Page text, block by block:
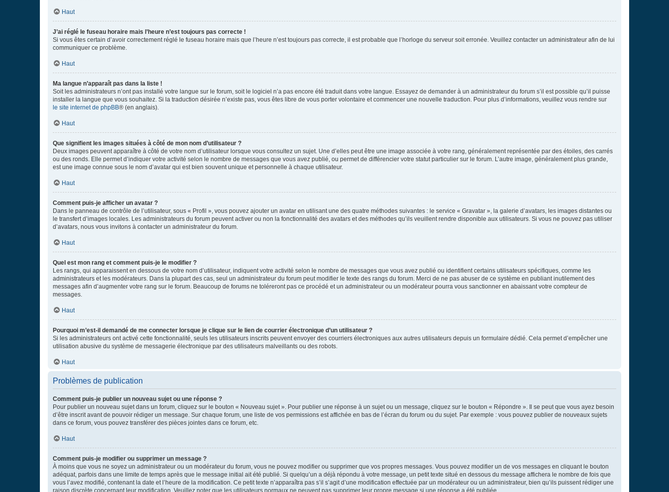
Haut
J’ai réglé le fuseau horaire mais l’heure n’est toujours pas correcte !
Si vous êtes certain d’avoir correctement réglé le fuseau horaire mais que l’heure n’est toujours pas correcte, il est probable que l’horloge du serveur soit erronée. Veuillez contacter un administrateur afin de lui
communiquer ce problème.
Haut
Ma langue n’apparaît pas dans la liste !
Soit les administrateurs n’ont pas installé votre langue sur le forum, soit le logiciel n’a pas encore été traduit dans votre langue. Essayez de demander à un administrateur du forum s’il est possible qu’il puisse
installer la langue que vous souhaitez. Si la traduction désirée n’existe pas, vous êtes libre de vous porter volontaire et commencer une nouvelle traduction. Pour plus d’informations, veuillez vous rendre sur
le site internet de phpBB® (en anglais).
Haut
Que signifient les images situées à côté de mon nom d’utilisateur ?
Deux images peuvent apparaître à côté de votre nom d’utilisateur lorsque vous consultez un sujet. Une d’elles peut être une image associée à votre rang, généralement représentée par des étoiles, des carrés
ou des ronds. Elle permet d’indiquer votre activité selon le nombre de messages que vous avez publié, ou permet de différencier votre statut particulier sur le forum. L’autre image, généralement plus grande,
est une image connue sous le nom d’avatar qui est bien souvent unique et personnelle à chaque utilisateur.
Haut
Comment puis-je afficher un avatar ?
Dans le panneau de contrôle de l’utilisateur, sous « Profil », vous pouvez ajouter un avatar en utilisant une des quatre méthodes suivantes : le service « Gravatar », la galerie d’avatars, les images distantes ou
le transfert d’images locales. Les administrateurs du forum peuvent activer ou non la fonctionnalité des avatars et des méthodes qu’ils veuillent rendre disponible aux utilisateurs. Si vous ne pouvez pas utiliser
d’avatars, nous vous invitons à contacter un administrateur du forum.
Haut
Quel est mon rang et comment puis-je le modifier ?
Les rangs, qui apparaissent en dessous de votre nom d’utilisateur, indiquent votre activité selon le nombre de messages que vous avez publié ou identifient certains utilisateurs spécifiques, comme les
administrateurs et les modérateurs. Dans la plupart des cas, seul un administrateur du forum peut modifier le texte des rangs du forum. Merci de ne pas abuser de ce système en publiant inutilement des
messages afin d’augmenter votre rang sur le forum. Beaucoup de forums ne toléreront pas ce procédé et un administrateur ou un modérateur pourra vous sanctionner en abaissant votre compteur de
messages.
Haut
Pourquoi m’est-il demandé de me connecter lorsque je clique sur le lien de courrier électronique d’un utilisateur ?
Si les administrateurs ont activé cette fonctionnalité, seuls les utilisateurs inscrits peuvent envoyer des courriers électroniques aux autres utilisateurs depuis un formulaire dédié. Cela permet d’empêcher une
utilisation abusive du système de messagerie électronique par des utilisateurs malveillants ou des robots.
Haut
Problèmes de publication
Comment puis-je publier un nouveau sujet ou une réponse ?
Pour publier un nouveau sujet dans un forum, cliquez sur le bouton « Nouveau sujet ». Pour publier une réponse à un sujet ou un message, cliquez sur le bouton « Répondre ». Il se peut que vous ayez besoin
d’être inscrit avant de pouvoir rédiger un message. Sur chaque forum, une liste de vos permissions est affichée en bas de l’écran du forum ou du sujet. Par exemple : vous pouvez publier de nouveaux sujets
dans ce forum, vous pouvez transférer des pièces jointes dans ce forum, etc.
Haut
Comment puis-je modifier ou supprimer un message ?
À moins que vous ne soyez un administrateur ou un modérateur du forum, vous ne pouvez modifier ou supprimer que vos propres messages. Vous pouvez modifier un de vos messages en cliquant le bouton
adéquat, parfois dans une limite de temps après que le message initial ait été publié. Si quelqu’un a déjà répondu à votre message, un petit texte situé en dessous du message affichera le nombre de fois que
vous l’avez modifié, contenant la date et l’heure de la modification. Ce petit texte n’apparaîtra pas s’il s’agit d’une modification effectuée par un modérateur ou un administrateur, bien qu’ils puissent rédiger une
raison discrète concernant leur modification. Veuillez noter que les utilisateurs normaux ne peuvent pas supprimer leur propre message si une réponse a été publiée.